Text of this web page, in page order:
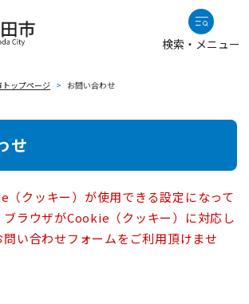
検索・メニュー
トップページ > お問い合わせ
せ
（クッキー）が使用できる設定になって
ブラウザがCookie（クッキー）に対応し
い合わせフォームをご利用頂けませ